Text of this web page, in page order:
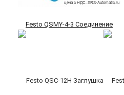
Festo QSMY-4-3 Соединение